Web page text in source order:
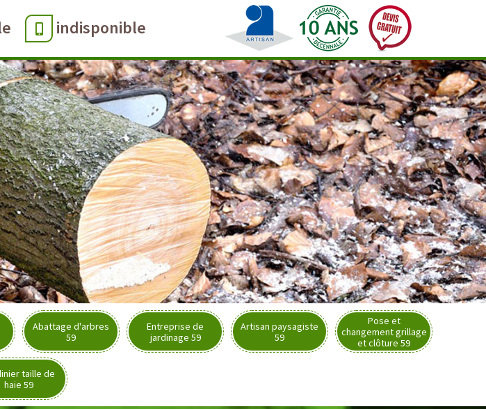
indisponible
Abattage d'arbres
59
Entreprise de
jardinage 59
Artisan paysagiste
59
Pose et
changement grillage
et clôture 59
taille de
haie 59